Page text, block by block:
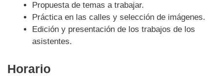
Propuesta de temas a trabajar.
Práctica en las calles y selección de imágenes.
Edición y presentación de los trabajos de los
asistentes.
Horario